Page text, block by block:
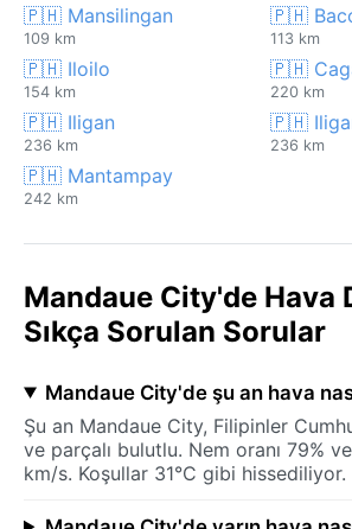
🇵🇭 Mansilingan
109 km
🇵🇭
113 km
🇵🇭 Iloilo
154 km
🇵🇭
220 km
🇵🇭 Iligan
236 km
🇵🇭
236 km
🇵🇭 Mantampay
242 km
Mandaue City'de Hava
Sıkça Sorulan Sorular
Mandaue City'de şu an hava
Şu an Mandaue City, Filipinler
ve parçalı bulutlu. Nem oranı 79%
km/s. Koşullar 31°C gibi hissediliyor.